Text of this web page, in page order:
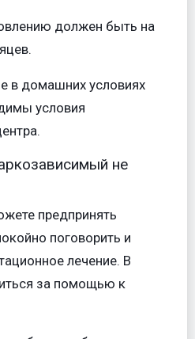
должен быть на
в домашних условиях
условия
не
предпринять
поговорить и
лечение. В
за помощью к